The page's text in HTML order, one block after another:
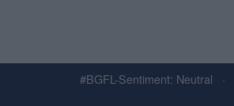
#BGFL-Sentiment: Neutral ·